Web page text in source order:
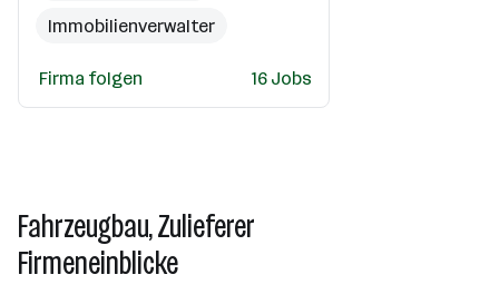
Immobilienverwalter
Servicetechniker
HKLS
Elektriker
Firma folgen 16 Jobs
Fahrzeugbau, Zulieferer
Firmeneinblicke